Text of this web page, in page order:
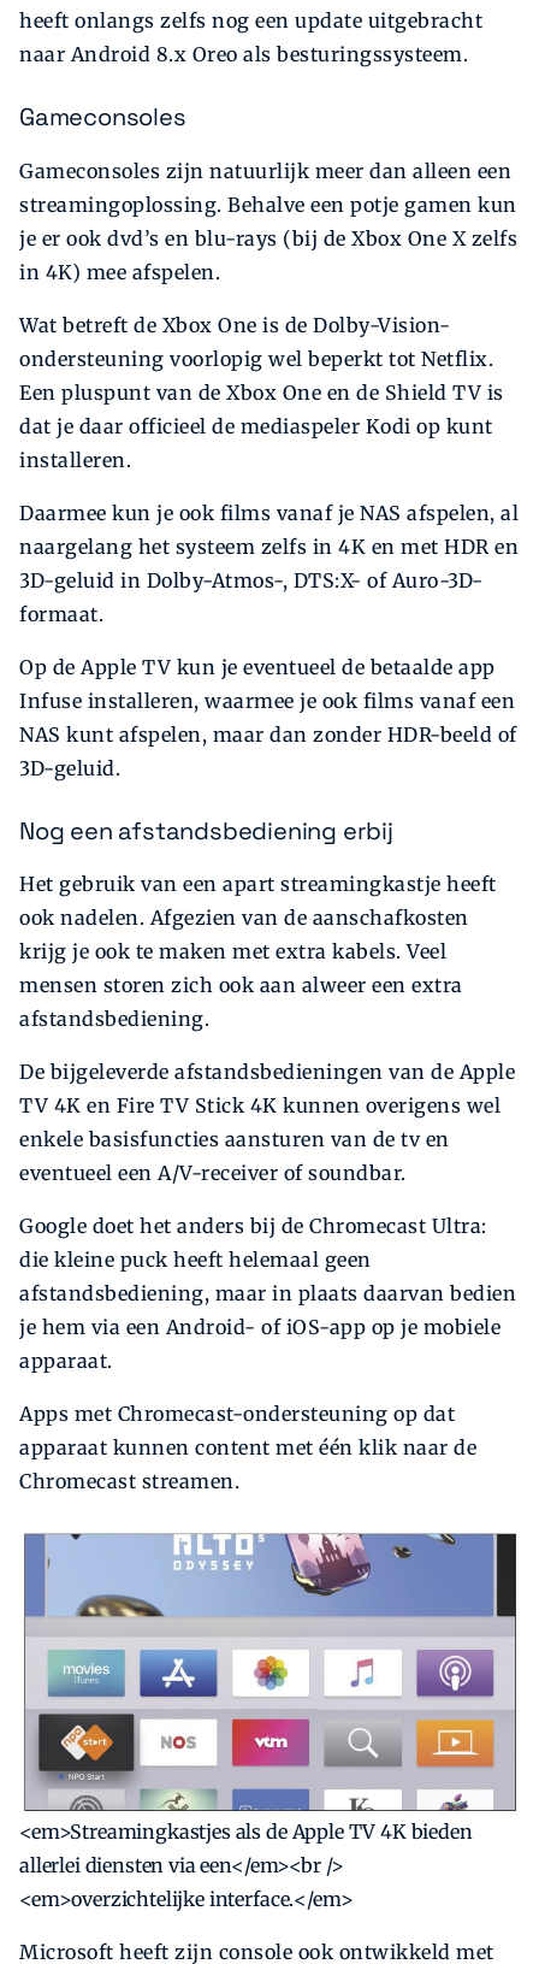
heeft onlangs zelfs nog een update uitgebracht
naar Android 8.x Oreo als besturings­systeem.
Gameconsoles
Gameconsoles zijn natuurlijk meer dan alleen een
streamingoplossing. Behalve een potje gamen kun
je er ook dvd’s en blu-rays (bij de Xbox One X zelfs
in 4K) mee afspelen.
Wat betreft de Xbox One is de Dolby-Vision-
ondersteuning voorlopig wel beperkt tot Netflix.
Een pluspunt van de Xbox One en de Shield TV is
dat je daar officieel de mediaspeler Kodi op kunt
installeren.
Daarmee kun je ook films vanaf je NAS afspelen, al
naargelang het systeem zelfs in 4K en met HDR en
3D-geluid in Dolby-Atmos-, DTS:X- of Auro-3D-
formaat.
Op de Apple TV kun je eventueel de betaalde app
Infuse installeren, waarmee je ook films vanaf een
NAS kunt afspelen, maar dan zonder HDR-beeld of
3D-geluid.
Nog een afstandsbediening erbij
Het gebruik van een apart streamingkastje heeft
ook nadelen. Afgezien van de aanschafkosten
krijg je ook te maken met extra kabels. Veel
mensen storen zich ook aan alweer een extra
afstandsbediening.
De bijgeleverde afstandsbedieningen van de Apple
TV 4K en Fire TV Stick 4K kunnen overigens wel
enkele basisfuncties aansturen van de tv en
eventueel een A/V-receiver of soundbar.
Google doet het anders bij de Chromecast Ultra:
die kleine puck heeft helemaal geen
afstandsbediening, maar in plaats daarvan bedien
je hem via een Android- of iOS-app op je mobiele
apparaat.
Apps met Chromecast-ondersteuning op dat
apparaat kunnen content met één klik naar de
Chromecast streamen.
<em>Streamingkastjes als de Apple TV 4K bieden
allerlei diensten via een</em><br />
<em>overzichtelijke interface.</em>
Microsoft heeft zijn console ook ontwikkeld met